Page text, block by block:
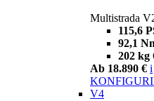
Multistrada
115,6
92,1
202 kg
Ab 18.890 € i
V4